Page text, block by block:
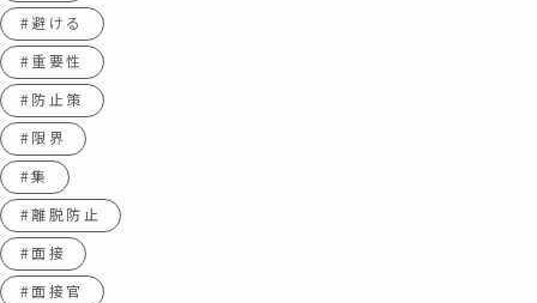
#避ける
#重要性
#防止策
#限界
#集
#離脱防止
#面接
#面接官